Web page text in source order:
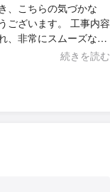
、こちらの気づかな
ございます。 工事内容
、非常にスムーズな作
の黒に合わせてアンテ
続きを読む